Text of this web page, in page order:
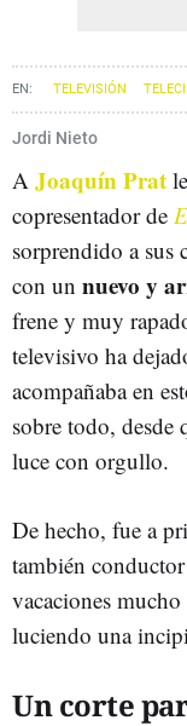
TELEVISIÓN
Jordi Nieto
A Joaquín Prat
copresentador de
sorprendido a sus
con un nuevo y
frene y muy
televisivo ha
acompañaba en
sobre todo, desde
luce con orgullo.
De hecho, fue a
también
vacaciones mucho
luciendo una
Un corte